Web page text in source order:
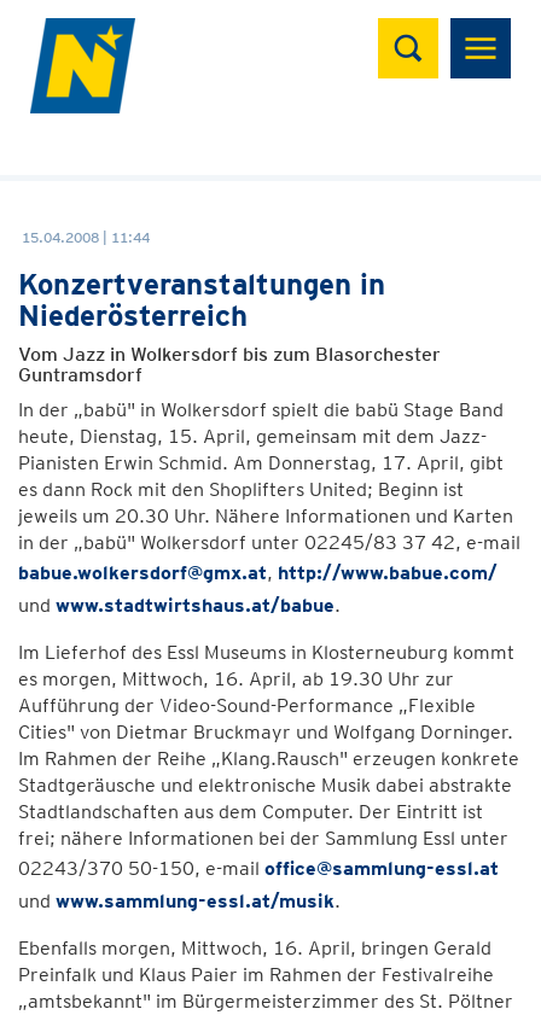
Suchen
15.04.2008 | 11:44
Konzertveranstaltungen in
Niederösterreich
Vom Jazz in Wolkersdorf bis zum Blasorchester
Guntramsdorf
In der „babü" in Wolkersdorf spielt die babü Stage Band
heute, Dienstag, 15. April, gemeinsam mit dem Jazz-
Pianisten Erwin Schmid. Am Donnerstag, 17. April, gibt
es dann Rock mit den Shoplifters United; Beginn ist
jeweils um 20.30 Uhr. Nähere Informationen und Karten
in der „babü" Wolkersdorf unter 02245/83 37 42, e-mail
babue.wolkersdorf@gmx.at, http://www.babue.com/
und www.stadtwirtshaus.at/babue.
Im Lieferhof des Essl Museums in Klosterneuburg kommt
es morgen, Mittwoch, 16. April, ab 19.30 Uhr zur
Aufführung der Video-Sound-Performance „Flexible
Cities" von Dietmar Bruckmayr und Wolfgang Dorninger.
Im Rahmen der Reihe „Klang.Rausch" erzeugen konkrete
Stadtgeräusche und elektronische Musik dabei abstrakte
Stadtlandschaften aus dem Computer. Der Eintritt ist
frei; nähere Informationen bei der Sammlung Essl unter
02243/370 50-150, e-mail office@sammlung-essl.at
und www.sammlung-essl.at/musik.
Ebenfalls morgen, Mittwoch, 16. April, bringen Gerald
Preinfalk und Klaus Paier im Rahmen der Festivalreihe
„amtsbekannt" im Bürgermeisterzimmer des St. Pöltner